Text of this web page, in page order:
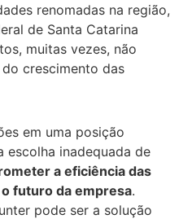
renomadas na região,
de Santa Catarina
muitas vezes, não
crescimento das
em uma posição
escolha inadequada de
a eficiência das
futuro da empresa.
pode ser a solução